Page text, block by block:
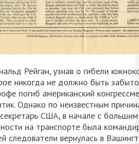
Рейган, узнав о гибели
никогда не должно быть
погиб американский
Однако по неизвестным
США, в начале с большим
на транспорте была
следователи вернулась в